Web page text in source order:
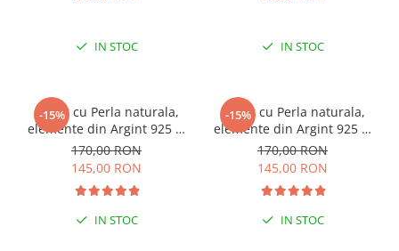
IN STOC IN STOC
-15%
Colier cu Perla naturala,
elemente din Argint 925 si
margele Miyuki, multicolor
170,00 RON
145,00 RON
IN STOC
-15%
Colier cu Perla naturala,
elemente din Argint 925 si
margele Miyuki, verde/kiwi
170,00 RON
145,00 RON
IN STOC